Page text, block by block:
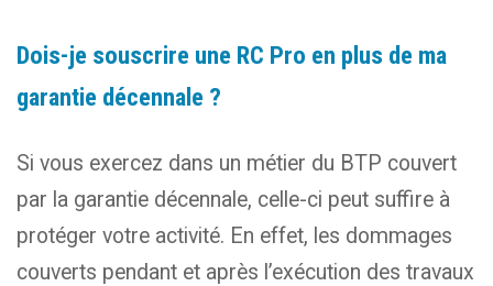
Dois-je souscrire une RC Pro en plus de ma
garantie décennale ?
Si vous exercez dans un métier du BTP couvert
par la garantie décennale, celle-ci peut suffire à
protéger votre activité. En effet, les dommages
couverts pendant et après l’exécution des travaux